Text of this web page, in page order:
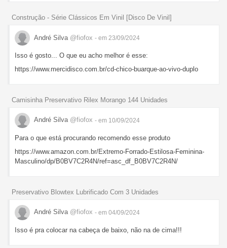
Construção - Série Clássicos Em Vinil [Disco De Vinil]
André Silva @fiofox - em 23/09/2024
Isso é gosto... O que eu acho melhor é esse:
https://www.mercidisco.com.br/cd-chico-buarque-ao-vivo-duplo
Camisinha Preservativo Rilex Morango 144 Unidades
André Silva @fiofox - em 10/09/2024
Para o que está procurando recomendo esse produto
https://www.amazon.com.br/Extremo-Forrado-Estilosa-Feminina-
Masculino/dp/B0BV7C2R4N/ref=asc_df_B0BV7C2R4N/
Preservativo Blowtex Lubrificado Com 3 Unidades
André Silva @fiofox - em 04/09/2024
Isso é pra colocar na cabeça de baixo, não na de cima!!!